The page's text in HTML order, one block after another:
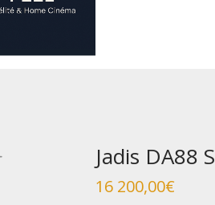
Jadis DA88 S
16 200,00€